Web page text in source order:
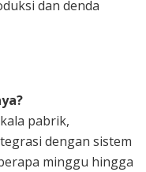
dan denda
pabrik,
dengan sistem
minggu hingga